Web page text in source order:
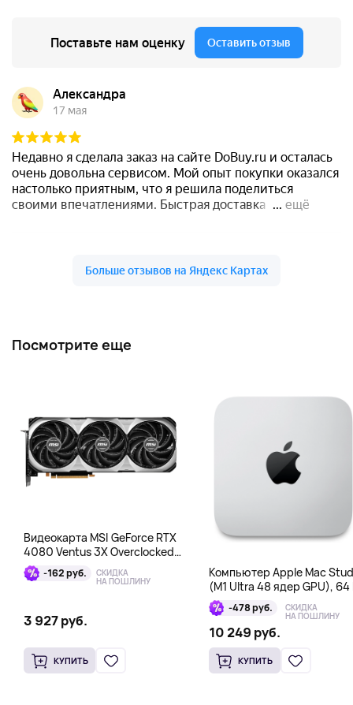
Посмотрите еще
Видеокарта MSI GeForce RTX
4080 Ventus 3X Overclocked
16GB DDR6X
-162 руб. СКИДКА
НА ПОШЛИНУ
3 927 руб.
КУПИТЬ
Компьютер Apple Mac
(M1 Ultra 48 ядер GPU), 64
1 Тб -478 руб. СКИДКА
НА ПОШЛИНУ
10 249 руб.
КУПИТЬ